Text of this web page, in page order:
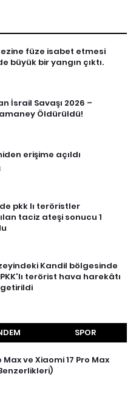
füze isabet etmesi
büyük bir yangın çıktı.
İsrail Savaşı 2026 –
Öldürüldü!
erişime açıldı
pkk lı teröristler
taciz ateşi sonucu 1
Kandil bölgesinde
terörist hava harekâtı
SPOR
Max ve Xiaomi 17 Pro Max